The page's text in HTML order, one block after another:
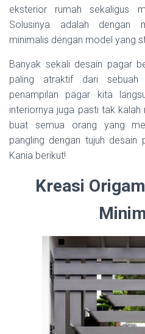
eksterior rumah sekaligus
Solusinya adalah dengan
minimalis dengan model yang
Banyak sekali desain pagar
paling atraktif dari
penampilan pagar kita
interiornya juga pasti tak kalah
buat semua orang yang
pangling dengan tujuh desain
Kania berikut!
Kreasi